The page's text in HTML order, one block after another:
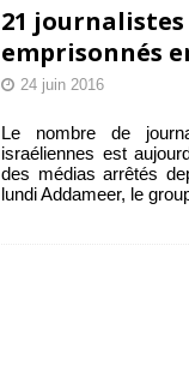
21
emprisonnés
24 juin 2016
Le nombre de
israéliennes est
des médias arrêtés
lundi Addameer, le